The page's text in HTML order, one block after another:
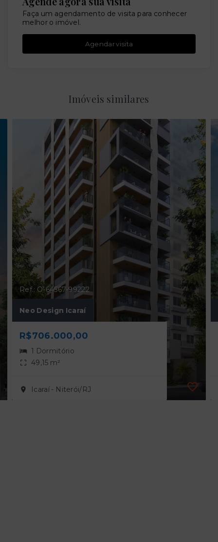
Faça um agendamento de visita para conhecer
melhor o imóvel.
Agendar visita
Imóveis similares
Ref.: O-64567-99222
Neo Design Icaraí
R$706.000,00
1 Dormitório
49,15 m²
Icaraí - Niterói/RJ